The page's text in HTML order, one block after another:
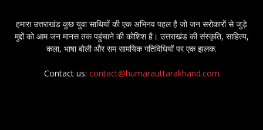
हमारा उत्तराखंड कुछ युवा साथियों की एक अभिनव पहल है जो जन सरोकारों से जुड़े
मुद्दों को आम जन मानस तक पहुंचाने की कोशिश है। उत्तराखंड की संस्कृति, साहित्य,
कला, भाषा बोली और सम सामयिक गतिविधियों पर एक झलक.
Contact us: contact@humarauttarakhand.com